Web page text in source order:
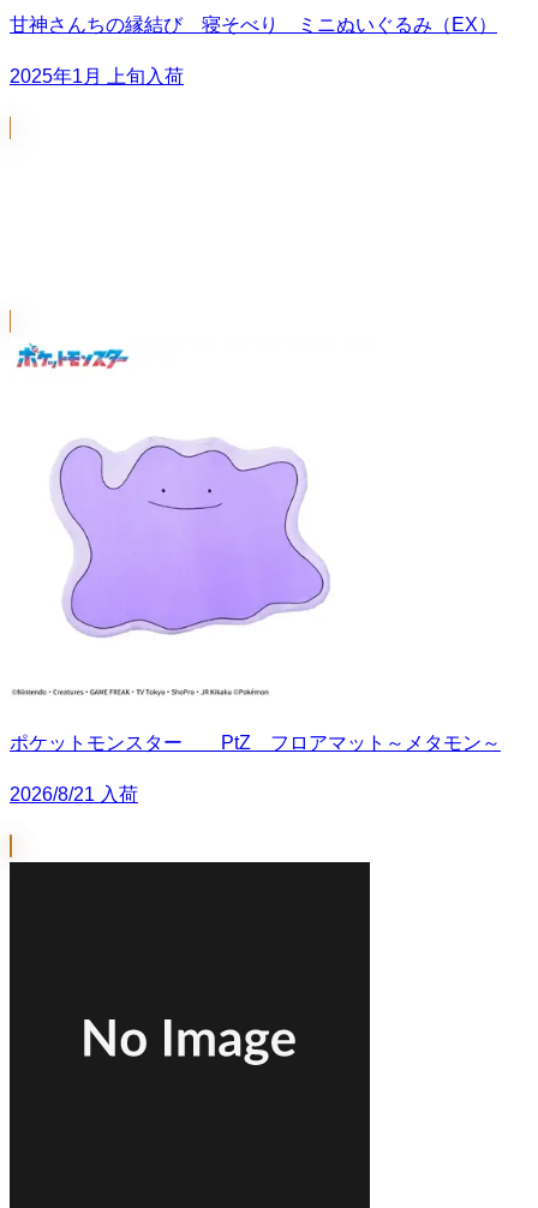
甘神さんちの縁結び 寝そべり ミニぬいぐるみ（EX）
2025年1月 上旬入荷
ポケットモンスター PtZ フロアマット～メタモン～
2026/8/21 入荷